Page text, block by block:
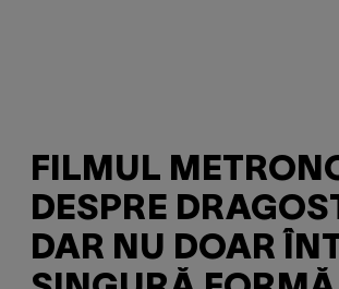
FILMUL
DESPRE
DAR NU DOAR